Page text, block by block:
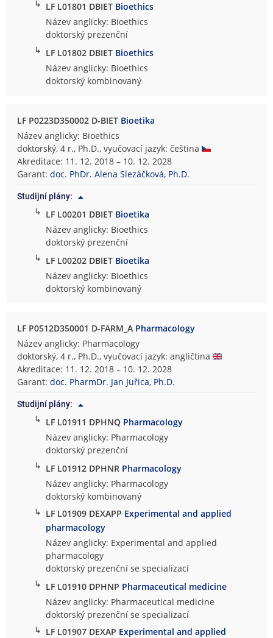
↳ LF L01801 DBIET Bioethics
Název anglicky: Bioethics
doktorský prezenční
↳ LF L01802 DBIET Bioethics
Název anglicky: Bioethics
doktorský kombinovaný
LF P0223D350002 D-BIET Bioetika
Název anglicky: Bioethics
doktorský, 4 r., Ph.D., vyučovací jazyk: čeština
Akreditace: 11. 12. 2018 – 10. 12. 2028
Garant:doc. PhDr. Alena Slezáčková, Ph.D.
Studijní plány:
↳ LF L00201 DBIET Bioetika
Název anglicky: Bioethics
doktorský prezenční
↳ LF L00202 DBIET Bioetika
Název anglicky: Bioethics
doktorský kombinovaný
LF P0512D350001 D-FARM_A Pharmacology
Název anglicky: Pharmacology
doktorský, 4 r., Ph.D., vyučovací jazyk: angličtina
Akreditace: 11. 12. 2018 – 10. 12. 2028
Garant:doc. PharmDr. Jan Juřica, Ph.D.
Studijní plány:
↳ LF L01911 DPHNQ Pharmacology
Název anglicky: Pharmacology
doktorský prezenční
↳ LF L01912 DPHNR Pharmacology
Název anglicky: Pharmacology
doktorský kombinovaný
↳ LF L01909 DEXAPP Experimental and applied
pharmacology
Název anglicky: Experimental and applied
pharmacology
doktorský prezenční se specializací
↳ LF L01910 DPHNP Pharmaceutical medicine
Název anglicky: Pharmaceutical medicine
doktorský prezenční se specializací
↳ LF L01907 DEXAP Experimental and applied